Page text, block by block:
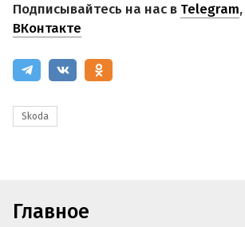
Подписывайтесь на нас в Telegram,
ВКонтакте
Skoda
Главное